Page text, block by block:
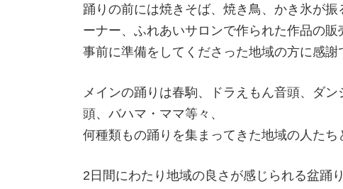
:
踊りの前には焼きそば、焼き鳥、かき氷が
ーナー、ふれあいサロンで作られた作品の販
事前に準備をしてくださった地域の方に感謝
メインの踊りは春駒、ドラえもん音頭、ダ
頭、バハマ・ママ等々、
何種類もの踊りを集まってきた地域の人たち
2日間にわたり地域の良さが感じられる盆踊